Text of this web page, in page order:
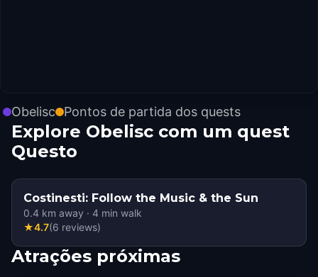
Obelisc Pontos de partida dos quests
Explore Obelisc com um quest
Questo
Costinesti: Follow the Music & the Sun
0.4 km away · 4 min walk
★4.7(6 reviews)
Atrações próximas